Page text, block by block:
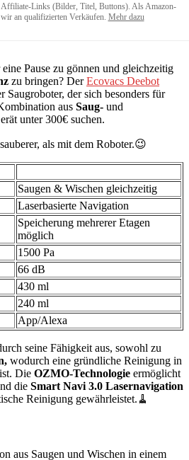
Links (Bilder, Titel, Buttons). Als Amazon-
an qualifizierten Verkäufen. Mehr dazu
Pause zu gönnen und gleichzeitig
zu bringen? DerEcovacs Deebot
Saugroboter, der sich besonders für
aus Saug- und
unter 300€ suchen.
als mit dem Roboter.😉
Saugen & Wischen gleichzeitig
Laserbasierte Navigation
Speicherung mehrerer Etagen
möglich
1500 Pa
66 dB
430 ml
240 ml
App/Alexa
seine Fähigkeit aus, sowohl zu
wodurch eine gründliche Reinigung in
Die OZMO-Technologie ermöglicht
die Smart Navi 3.0 Lasernavigation
Reinigung gewährleistet.🧹
aus Saugen und Wischen in einem